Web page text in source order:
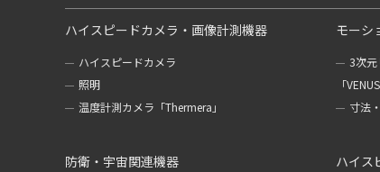
ハイスピードカメラ・画像計測機器
ハイスピードカメラ
照明
温度計測カメラ「Thermera」
モーシ
3次元
「
寸法
防衛・宇宙関連機器 ハイス